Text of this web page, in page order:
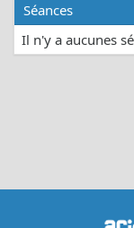
Séances
Il n'y a aucunes